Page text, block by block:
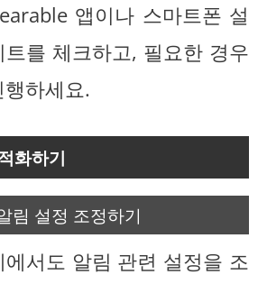
앱이나 스마트폰 설
를 체크하고, 필요한 경우
하세요.
화하기
림 설정 조정하기
서도 알림 관련 설정을 조